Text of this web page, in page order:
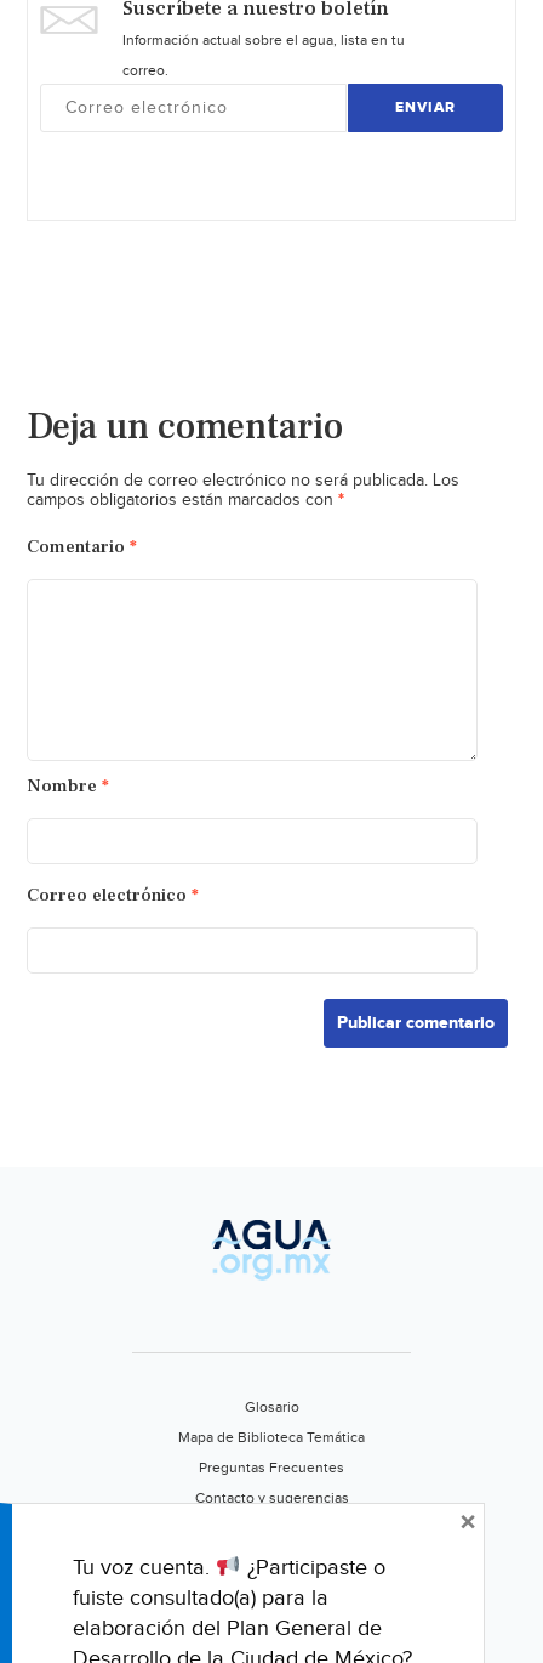
Suscríbete a nuestro boletín
Información actual sobre el agua, lista en tu
correo.
ENVIAR
Deja un comentario
Tu dirección de correo electrónico no será publicada. Los
campos obligatorios están marcados con *
Comentario *
Nombre *
Correo electrónico *
Glosario
Mapa de Biblioteca Temática
Preguntas Frecuentes
Contacto y sugerencias
Califica este portal
Tu voz cuenta.
¿Participaste o
fuiste consultado(a) para la
elaboración del Plan General de
×